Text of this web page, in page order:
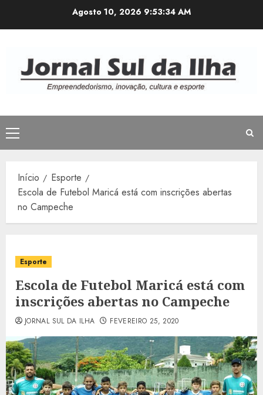
Agosto 10, 2026 9:53:34 AM
Menu
principal
Início
Esporte
Escola de Futebol Maricá está com inscrições abertas
no Campeche
Esporte
Escola de Futebol Maricá está com
inscrições abertas no Campeche
JORNAL SUL DA ILHA FEVEREIRO 25, 2020